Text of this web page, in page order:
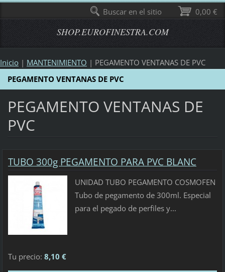
SHOP.EUROFINESTRA.COM
Inicio | MANTENIMIENTO | PEGAMENTO VENTANAS DE PVC
PEGAMENTO VENTANAS DE PVC
PEGAMENTO VENTANAS DE
PVC
TUBO 300g PEGAMENTO PARA PVC BLANC
UNIDAD TUBO PEGAMENTO COSMOFEN
Tubo de pegamento de 300ml. Especial
para el pegado de perfiles y...
Tu precio: 8,10 €
0,00 €
Buscar en el sitio